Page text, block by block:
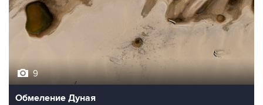
9
Обмеление Дуная